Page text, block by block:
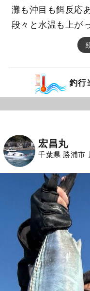
灘も沖目も餌反応
段々と水温も上が
釣行
宏昌丸
千葉県 勝浦市